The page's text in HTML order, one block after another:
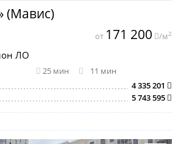
(Мавис)
ЛО
25 мин
11 мин
4 335 201
5 743 595
от 171 200 /м2